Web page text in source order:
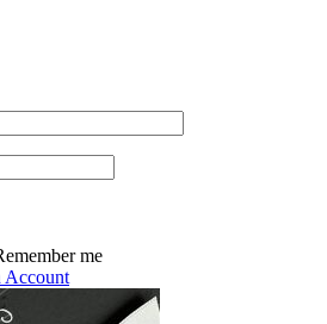
me
Account